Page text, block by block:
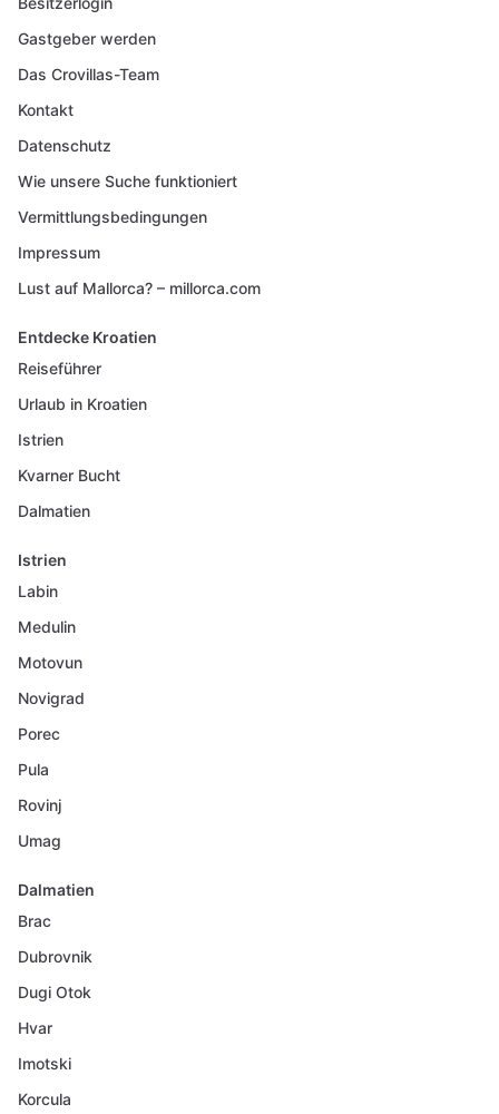
Gastgeber werden
Das Crovillas-Team
Kontakt
Datenschutz
Wie unsere Suche funktioniert
Vermittlungsbedingungen
Impressum
Lust auf Mallorca? – millorca.com
Entdecke Kroatien
Reiseführer
Urlaub in Kroatien
Istrien
Kvarner Bucht
Dalmatien
Istrien
Labin
Medulin
Motovun
Novigrad
Porec
Pula
Rovinj
Umag
Dalmatien
Brac
Dubrovnik
Dugi Otok
Hvar
Imotski
Korcula